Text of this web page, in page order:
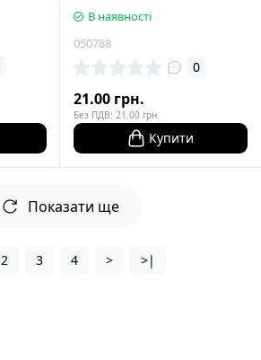
В наявності
050788
0
21.00 грн.
Без ПДВ: 21.00 грн.
Купити
Показати ще
2 3 4 > >|